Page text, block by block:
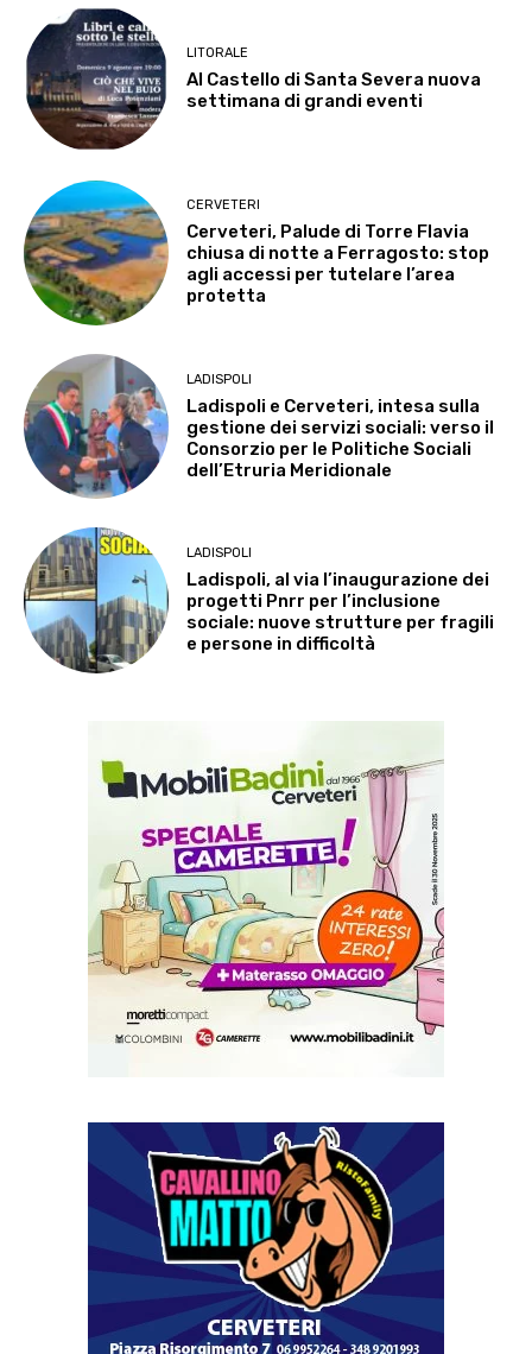
LITORALE
Al Castello di Santa Severa nuova
settimana di grandi eventi
CERVETERI
Cerveteri, Palude di Torre Flavia
chiusa di notte a Ferragosto: stop
agli accessi per tutelare l’area
protetta
LADISPOLI
Ladispoli e Cerveteri, intesa sulla
gestione dei servizi sociali: verso il
Consorzio per le Politiche Sociali
dell’Etruria Meridionale
LADISPOLI
Ladispoli, al via l’inaugurazione dei
progetti Pnrr per l’inclusione
sociale: nuove strutture per fragili
e persone in difficoltà